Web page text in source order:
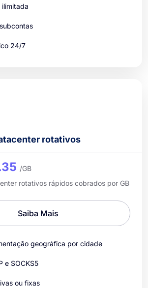
24/7
rotativos
/GB
rotativos rápidos cobrados por GB
Saiba Mais
geográfica por cidade
e SOCKS5
ou fixas